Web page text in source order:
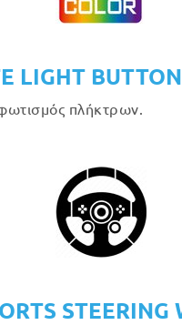
LIGHT
πλήκτρων.
STEERING